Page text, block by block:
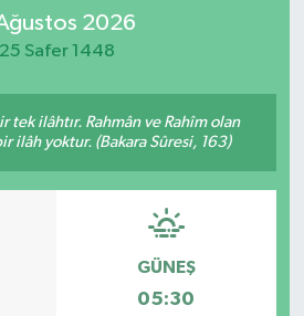
2026
25 Safer 1448
tek ilâhtır. Rahmân ve Rahîm olan
ilâh yoktur. (Bakara Sûresi, 163)
GÜNEŞ
05:30